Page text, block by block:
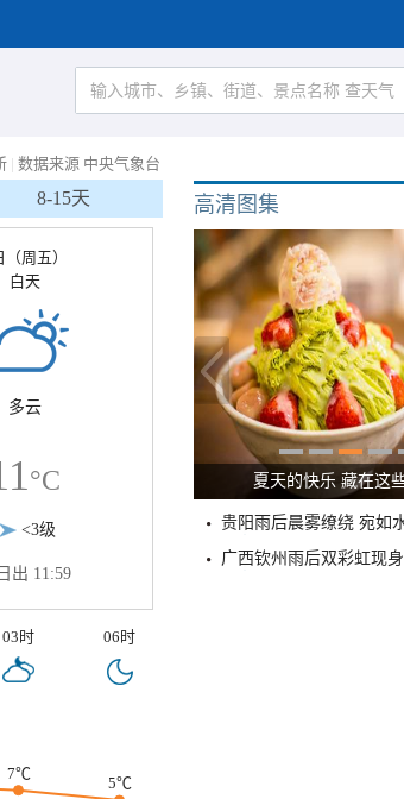
| 数据来源 中央气象台
8-15天
（周五）
白天
多云
°C
<3级
日出 11:59
03时 06时
7℃
5℃
高清图集
夏天的快乐 藏在这
贵阳雨后晨雾缭绕 宛如
广西钦州雨后双彩虹现身